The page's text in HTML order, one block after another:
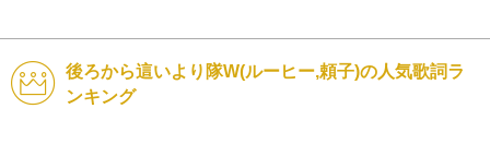
後ろから這いより隊W(ルーヒー,頼子)の人気歌詞ラ
ンキング